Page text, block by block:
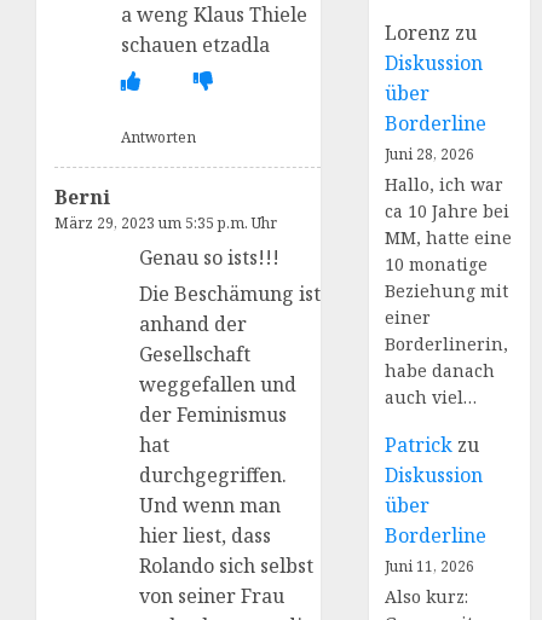
a weng Klaus Thiele
schauen etzadla
Antworten
Berni
März 29, 2023 um 5:35 p.m. Uhr
Genau so ists!!!
Die Beschämung ist
anhand der
Gesellschaft
weggefallen und
der Feminismus
hat
durchgegriffen.
Und wenn man
hier liest, dass
Rolando sich selbst
von seiner Frau
Lorenz zu
Diskussion
über
Borderline
Juni 28, 2026
Hallo, ich war
ca 10 Jahre bei
MM, hatte eine
10 monatige
Beziehung mit
einer
Borderlinerin,
habe danach
auch viel…
Patrick zu
Diskussion
über
Borderline
Juni 11, 2026
Also kurz: